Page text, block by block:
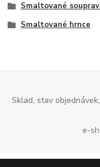
Smaltované
Smaltované hrnce
Sklad, stav
e-